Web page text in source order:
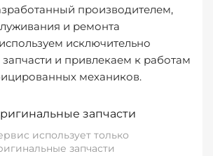
производителем,
и ремонта
исключительно
и привлекаем к работам
механиков.
запчасти
использует только
запчасти